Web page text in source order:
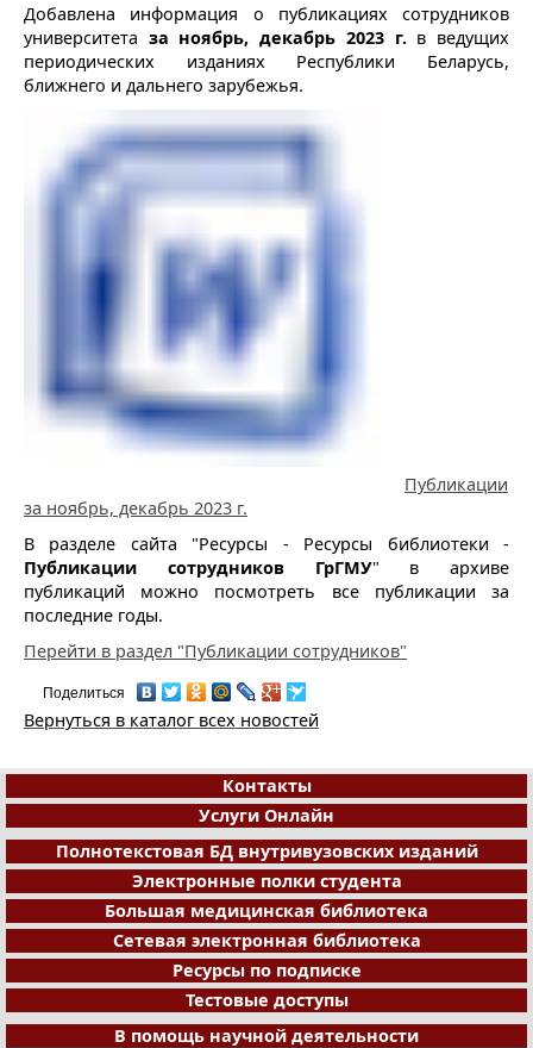
Добавлена информация о публикациях сотрудников
университета за ноябрь, декабрь 2023 г.в ведущих
периодических изданиях Республики Беларусь,
ближнего и дальнего зарубежья.
Публикации
за ноябрь, декабрь 2023 г.
В разделе сайта "Ресурсы - Ресурсы библиотеки -
Публикации сотрудников ГрГМУ" в архиве
публикаций можно посмотреть все публикации за
последние годы.
Перейти в раздел "Публикации сотрудников"
Поделиться
Вернуться в каталог всех новостей
Контакты
Услуги Онлайн
Полнотекстовая БД внутривузовских изданий
Электронные полки студента
Большая медицинская библиотека
Сетевая электронная библиотека
Ресурсы по подписке
Тестовые доступы
В помощь научной деятельности